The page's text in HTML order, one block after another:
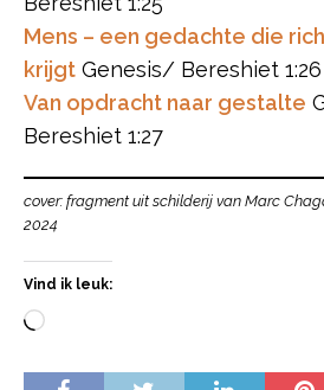
Mens – een gedachte die
krijgt Genesis/ Bereshiet 1:26
Van opdracht naar gestalte
Bereshiet 1:27
cover: fragment uit schilderij van Marc
2024
Vind ik leuk: